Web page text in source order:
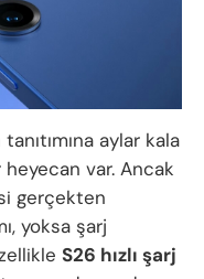
aylar kala
var. Ancak
gerçekten
yoksa şarj
S26 hızlı şarj